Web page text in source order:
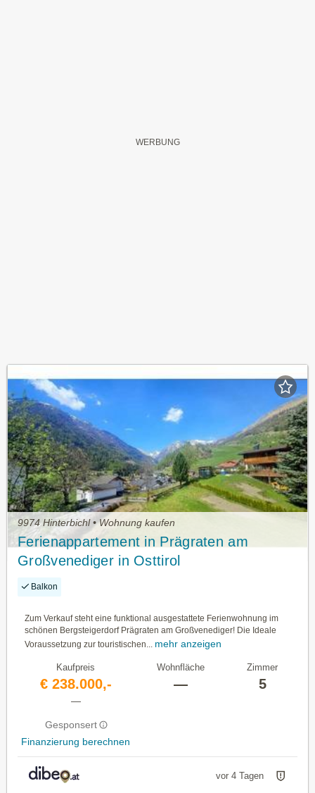
9974 Hinterbichl • Wohnung kaufen
Ferienappartement in Prägraten am
Großvenediger in Osttirol
Balkon
Zum Verkauf steht eine funktional ausgestattete Ferienwohnung im
schönen Bergsteigerdorf Prägraten am Großvenediger! Die Ideale
Voraussetzung zur touristischen... mehr anzeigen
Kaufpreis
€ 238.000,-
—
Gesponsert
Finanzierung berechnen
Wohnfläche
—
Zimmer
5
vor 4 Tagen